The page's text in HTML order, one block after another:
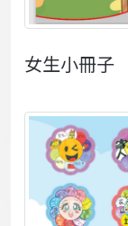
女生小冊子